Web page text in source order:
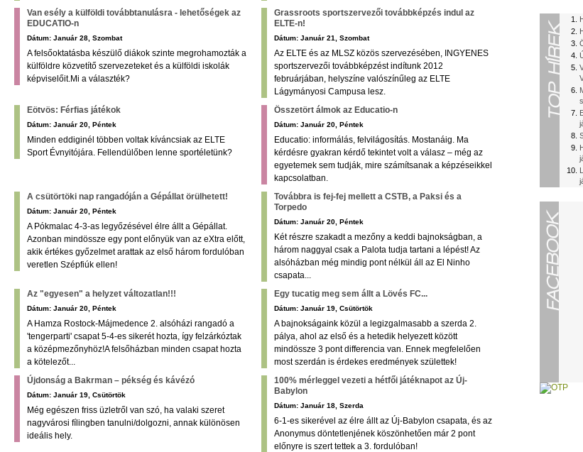
Van esély a külföldi továbbtanulásra - lehetőségek az
EDUCATIO-n
Dátum: Január 28, Szombat
A felsőoktatásba készülő diákok szinte megrohamozták a
külföldre közvetítő szervezeteket és a külföldi iskolák
képviselőit.Mi a választék?
Grassroots sportszervezői továbbképzés indul az
ELTE-n!
Dátum: Január 21, Szombat
Az ELTE és az MLSZ közös szervezésében, INGYENES
sportszervezői továbbképzést indítunk 2012
februárjában, helyszíne valószínűleg az ELTE
Lágymányosi Campusa lesz.
Eötvös: Férfias játékok
Dátum: Január 20, Péntek
Minden eddiginél többen voltak kíváncsiak az ELTE
Sport Évnyitójára. Fellendülőben lenne sportéletünk?
Összetört álmok az Educatio-n
Dátum: Január 20, Péntek
Educatio: informálás, felvilágosítás. Mostanáig. Ma
kérdésre gyakran kérdő tekintet volt a válasz – még az
egyetemek sem tudják, mire számítsanak a képzéseikkel
kapcsolatban.
A csütörtöki nap rangadóján a Gépállat örülhetett!
Dátum: Január 20, Péntek
A Pókmalac 4-3-as legyőzésével élre állt a Gépállat.
Azonban mindössze egy pont előnyük van az eXtra előtt,
akik értékes győzelmet arattak az első három fordulóban
veretlen Szépfiúk ellen!
Továbbra is fej-fej mellett a CSTB, a Paksi és a
Torpedo
Dátum: Január 20, Péntek
Két részre szakadt a mezőny a keddi bajnokságban, a
három naggyal csak a Palota tudja tartani a lépést! Az
alsóházban még mindig pont nélkül áll az El Ninho
csapata...
Az "egyesen" a helyzet változatlan!!!
Dátum: Január 20, Péntek
A Hamza Rostock-Májmedence 2. alsóházi rangadó a
'tengerparti' csapat 5-4-es sikerét hozta, így felzárkóztak
a középmezőnyhöz!A felsőházban minden csapat hozta
a kötelezőt...
Egy tucatig meg sem állt a Lövés FC...
Dátum: Január 19, Csütörtök
A bajnokságaink közül a legizgalmasabb a szerda 2.
pálya, ahol az első és a hetedik helyezett között
mindössze 3 pont differencia van. Ennek megfelelően
most szerdán is érdekes eredmények születtek!
Újdonság a Bakrman – pékség és kávézó
Dátum: Január 19, Csütörtök
Még egészen friss üzletről van szó, ha valaki szeret
nagyvárosi fílingben tanulni/dolgozni, annak különösen
ideális hely.
100% mérleggel vezeti a hétfői játéknapot az Új-
Babylon
Dátum: Január 18, Szerda
6-1-es sikerével az élre állt az Új-Babylon csapata, és az
Anonymus döntetlenjének köszönhetően már 2 pont
előnyre is szert tettek a 3. fordulóban!